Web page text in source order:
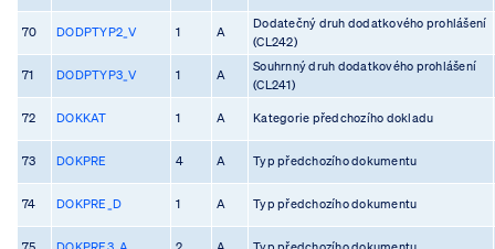
70 DODPTYP2_V 1 A
Dodatečný druh dodatkového prohlášení
(CL242)
71 DODPTYP3_V 1 A
Souhrnný druh dodatkového prohlášení
(CL241)
72 DOKKAT 1 A Kategorie předchozího dokladu
73 DOKPRE 4 A Typ předchozího dokumentu
74 DOKPRE_D 1 A Typ předchozího dokumentu